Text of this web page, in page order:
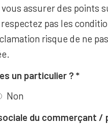
assurer des points
pas les
risque de ne
un particulier ?
Non
du commerçant /